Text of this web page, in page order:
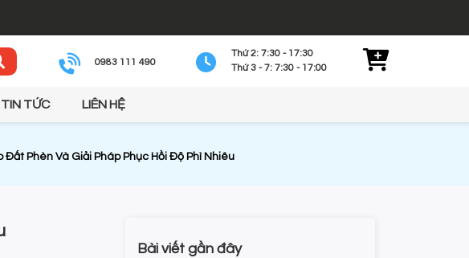
0983 111 490
Thứ 2: 7:30 - 17:30
Thứ 3 - 7: 7:30 - 17:00
TIN TỨC LIÊN HỆ
Đất Phèn Và Giải Pháp Phục Hồi Độ Phì Nhiêu
Bài viết gần đây